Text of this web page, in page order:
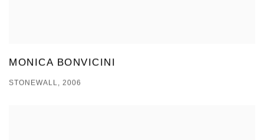
MONICA BONVICINI
STONEWALL, 2006